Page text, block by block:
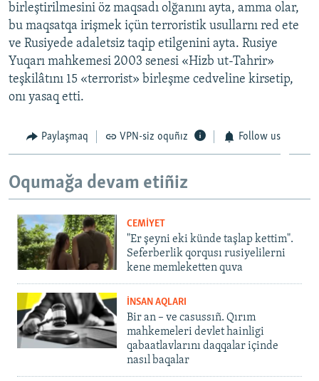
birleştirilmesini öz maqsadı olğanını ayta, amma olar,
bu maqsatqa irişmek içün terroristik usullarnı red ete
ve Rusiyede adaletsiz taqip etilgenini ayta. Rusiye
Yuqarı mahkemesi 2003 senesi «Hizb ut-Tahrir»
teşkilâtını 15 «terrorist» birleşme cedveline kirsetip,
onı yasaq etti.
Paylaşmaq VPN-siz oquñız Follow us
Oqumağa devam etiñiz
CEMİYET
"Er şeyni eki künde taşlap kettim".
Seferberlik qorqusı rusiyelilerni
kene memleketten quva
İNSAN AQLARI
Bir an – ve casussıñ. Qırım
mahkemeleri devlet hainligi
qabaatlavlarını daqqalar içinde
nasıl baqalar